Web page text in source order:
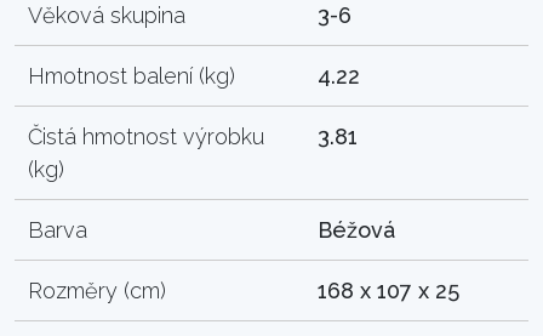
Věková skupina 3-6
Hmotnost balení (kg) 4.22
Čistá hmotnost výrobku
(kg)
3.81
Barva Béžová
Rozměry (cm) 168 x 107 x 25